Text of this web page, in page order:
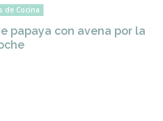
de Cocina
papaya con avena por la